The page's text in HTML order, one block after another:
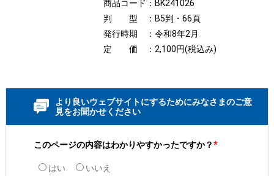
商品コード：BK241026
判 型 ：B5判・66頁
発行時期 ：令和8年2月
定 価 ：2,100円(税込み)
より良いウェブサイトにするためにみなさまのご意
見をお聞かせください
このページの内容はわかりやすかったですか？*
はい いいえ